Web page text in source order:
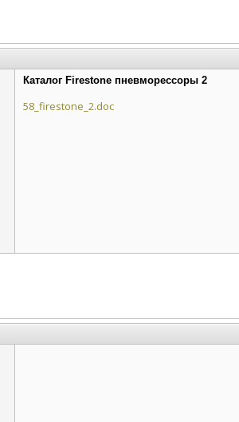
Каталог Firestone пневморессоры 2
58_firestone_2.doc